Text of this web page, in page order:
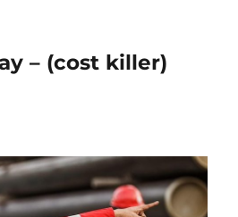
– (cost killer)